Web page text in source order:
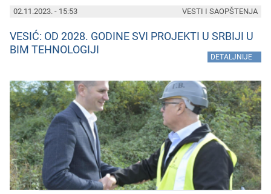
02.11.2023. - 15:53
VESIĆ: OD 2028. GODINE SVI PROJEKTI U SRBIJI U
BIM TEHNOLOGIJI
DETALJNIJE
VESTI I SAOPŠTENJA